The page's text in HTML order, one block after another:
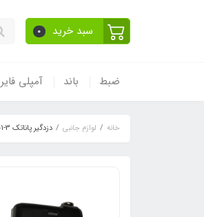
سبد خرید 0
ضبط باند آمپلی فایر
خانه لوازم جانبی دزدگیر پاناتک P-CA501-3